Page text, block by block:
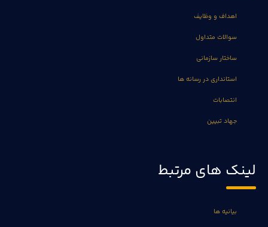
اهداف و وظایف
سوالات متداول
ساختار سازمانی
استانداری در رسانه ها
انتصابات
جهاد تبیین
لینک های مرتبط
بیانیه ها